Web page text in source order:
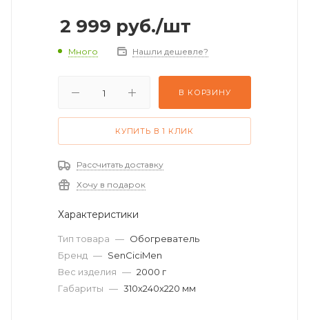
2 999 руб./шт
Много Нашли дешевле?
В КОРЗИНУ
КУПИТЬ В 1 КЛИК
Рассчитать доставку
Хочу в подарок
Характеристики
Тип товара — Обогреватель
Бренд — SenCiciMen
Вес изделия — 2000 г
Габариты — 310х240х220 мм